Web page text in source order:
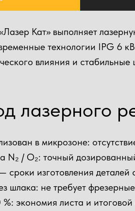
Кат» выполняет
технологии IPG 6
влияния и
лазерного
в микрозоне:
N₂ / O₂: точный
изготовления
шлака: не требует
экономия листа и